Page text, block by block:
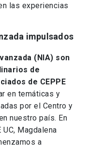
las experiencias
impulsados
(NIA) son
de
de CEPPE
en temáticas y
por el Centro y
nuestro país. En
Magdalena
a